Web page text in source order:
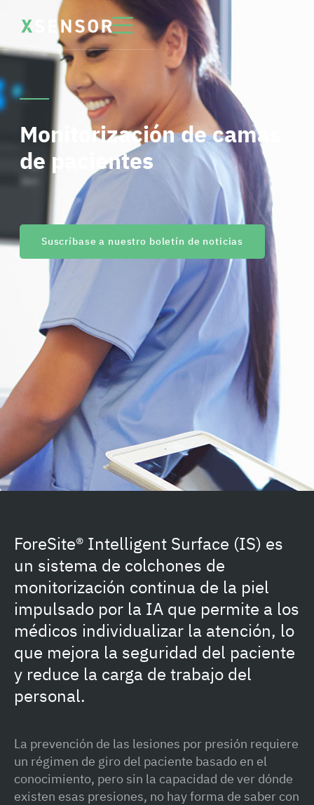
Monitorización de camas
de pacientes
Suscríbase a nuestro boletín de noticias
ForeSite® Intelligent Surface (IS) es
un sistema de colchones de
monitorización continua de la piel
impulsado por la IA que permite a los
médicos individualizar la atención, lo
que mejora la seguridad del paciente
y reduce la carga de trabajo del
personal.
La prevención de las lesiones por presión requiere
un régimen de giro del paciente basado en el
conocimiento, pero sin la capacidad de ver dónde
existen esas presiones, no hay forma de saber con